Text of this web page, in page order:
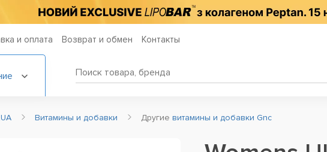
и оплата Возврат и обмен Контакты
Витамины и добавки Другие витамины и добавки Gnc